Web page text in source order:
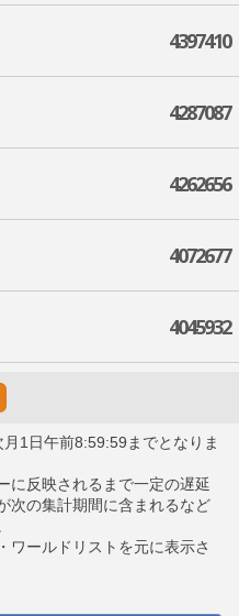
4397410
4287087
4262656
4072677
4045932
1日午前8:59:59までとなりま
に反映されるまで一定の遅延
次の集計期間に含まれるなど
ールドリストを元に表示さ